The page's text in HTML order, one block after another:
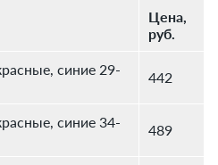
Цена,
руб.
синие 29-
442
синие 34-
489